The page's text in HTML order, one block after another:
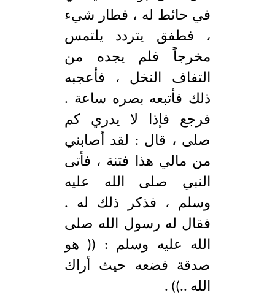
في حائط له ، فطار شيء
، فطفق يتردد يلتمس
مخرجاً فلم يجده من
التفاف النخل ، فأعجبه
ذلك فأتبعه بصره ساعة .
فرجع فإذا لا يدري كم
صلى ، قال : لقد أصابني
من مالي هذا فتنة ، فأتى
النبي صلى الله عليه
وسلم ، فذكر ذلك له .
فقال له رسول الله صلى
الله عليه وسلم : (( هو
صدقة فضعه حيث أراك
الله ..)) .